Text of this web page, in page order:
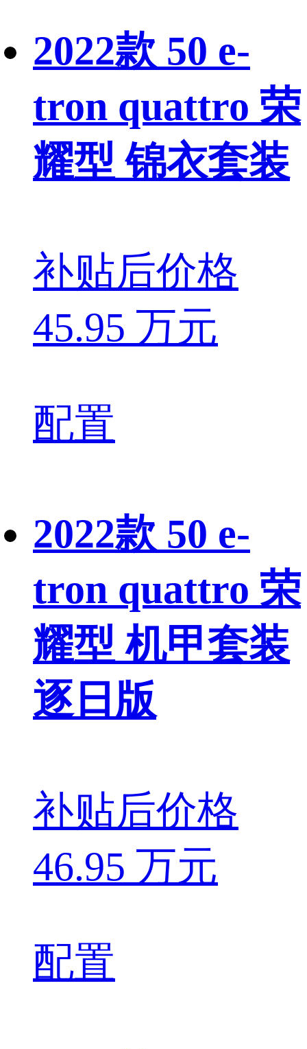
2022款 50 e-
tron quattro 荣
耀型 锦衣套装
补贴后价格
45.95 万元
配置
2022款 50 e-
tron quattro 荣
耀型 机甲套装
逐日版
补贴后价格
46.95 万元
配置